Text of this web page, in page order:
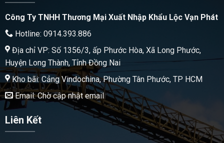
Công Ty TNHH Thương Mại Xuất Nhập Khẩu Lộc Vạn Phát
Hotline: 0914.393.886
Địa chỉ VP: Số 1356/3, ấp Phước Hòa, Xã Long Phước,
Huyện Long Thành, Tỉnh Đồng Nai
Kho bãi: Cảng Vindochina, Phường Tân Phước, TP HCM
Email: Chờ cập nhật email
Liên Kết